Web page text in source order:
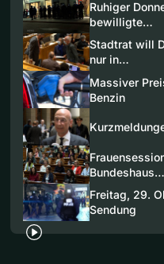
Ruhiger
bewilligte…
Stadtrat will
nur in…
Massiver
Benzin
Bundeshaus…
Freitag, 29.
Sendung